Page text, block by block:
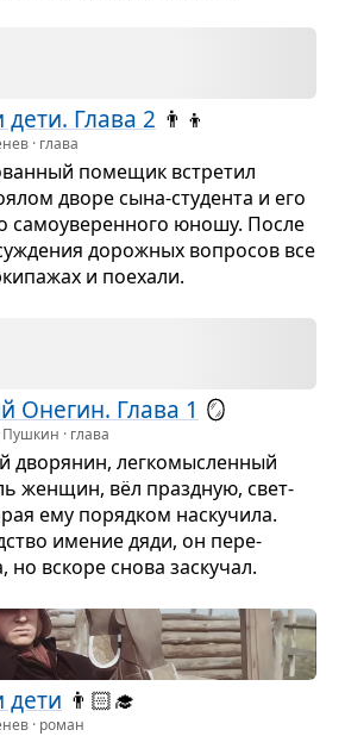
Глава 2 👨‍👦
· глава
поме­щик встре­тил
дворе сына-сту­дента и его
само­уве­рен­ного юношу. После
дорож­ных вопро­сов все
и поехали.
Оне­гин. Глава 1 🪞
· глава
дво­ря­нин, лег­ко­мыс­лен­ный
жен­щин, вёл празд­ную, свет­
ему поряд­ком наску­чила.
име­ние дяди, он пере­
но вскоре снова заску­чал.
дети 👨🏻‍🎓
· роман